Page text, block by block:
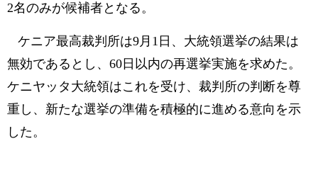
2名のみが候補者となる。
ケニア最高裁判所は9月1日、大統領選挙の結果は
無効であるとし、60日以内の再選挙実施を求めた。
ケニヤッタ大統領はこれを受け、裁判所の判断を尊
重し、新たな選挙の準備を積極的に進める意向を示
した。